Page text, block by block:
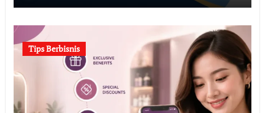
Tips Berbisnis